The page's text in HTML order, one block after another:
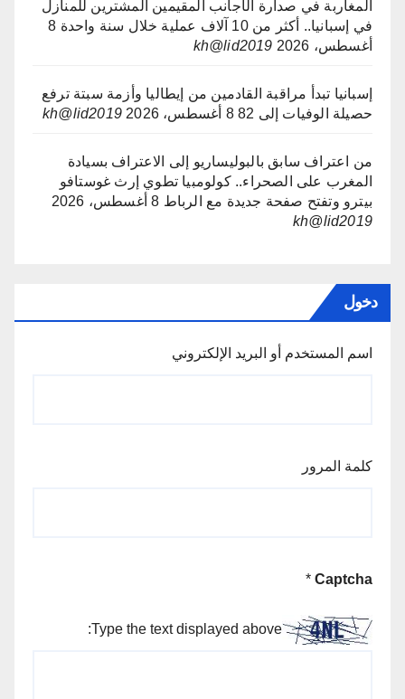
المغاربة في صدارة الأجانب المقيمين المشترين للمنازل
في إسبانيا.. أكثر من 10 آلاف عملية خلال سنة واحدة
8
أغسطس، 2026
kh@lid2019
إسبانيا تبدأ مراقبة القادمين من إيطاليا وأزمة سبتة ترفع
حصيلة الوفيات إلى 82
8 أغسطس، 2026 kh@lid2019
من اعتراف سابق بالبوليساريو إلى الاعتراف بسيادة
المغرب على الصحراء.. كولومبيا تطوي إرث غوستافو
بيترو وتفتح صفحة جديدة مع الرباط 8 أغسطس، 2026
kh@lid2019
دخول
اسم المستخدم أو البريد الإلكتروني
كلمة المرور
Captcha
*
Type the text displayed above: